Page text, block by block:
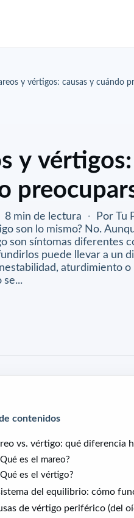
y vértigos: causas y cuándo
y
8 min de lectura ·
Por Tu
son lo mismo? No.
son síntomas diferentes
puede llevar a un
aturdimiento
se...
contenidos
vs. vértigo: qué diferencia
es el mareo?
es el vértigo?
del equilibrio: cómo
de vértigo periférico (del